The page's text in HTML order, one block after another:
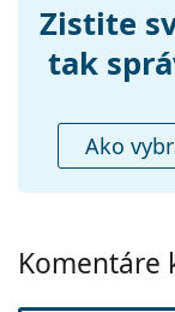
Príslušenstvo
Puzdro:
handrička:
Ostatné
Typ:
Značka:
Zistite
tak
Ako
Komentáre